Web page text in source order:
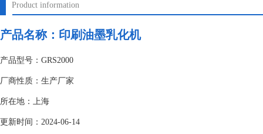
Product information
产品名称：印刷油墨乳化机
产品型号：GRS2000
厂商性质：生产厂家
所在地：上海
更新时间：2024-06-14